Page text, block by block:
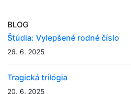
BLOG
Štúdia: Vylepšené rodné číslo
26. 6. 2025
Tragická trilógia
20. 6. 2025